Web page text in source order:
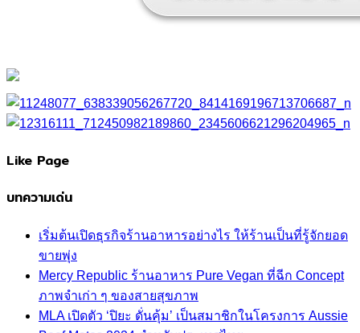
Like Page
บทความเด่น
เริ่มต้นเปิดธุรกิจร้านอาหารอย่างไร ให้ร้านเป็นที่รู้จักยอด
ขายพุ่ง
Mercy Republic ร้านอาหาร Pure Vegan ที่ฉีก Concept
ภาพจำเก่า ๆ ของสายสุขภาพ
MLA เปิดตัว ‘ปิยะ ดั่นคุ้ม’ เป็นสมาชิกในโครงการ Aussie